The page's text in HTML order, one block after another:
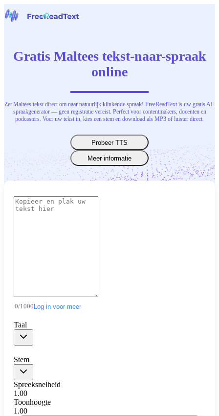
Gereedschap
Nederlands
Gratis Maltees tekst-naar-spraak
online
Zet Maltees tekst direct om naar natuurlijk klinkende spraak! FreeReadText is uw gratis AI-
spraakgenerator — geen registratie vereist. Perfect voor contentmakers, docenten en
podcasters. Voer uw tekst in, kies een stem en download als MP3 of luister direct.
Probeer TTS
Meer informatie
0/1000 Log in voor meer
Taal
Stem
Spreeksnelheid
1.00
Toonhoogte
1.00